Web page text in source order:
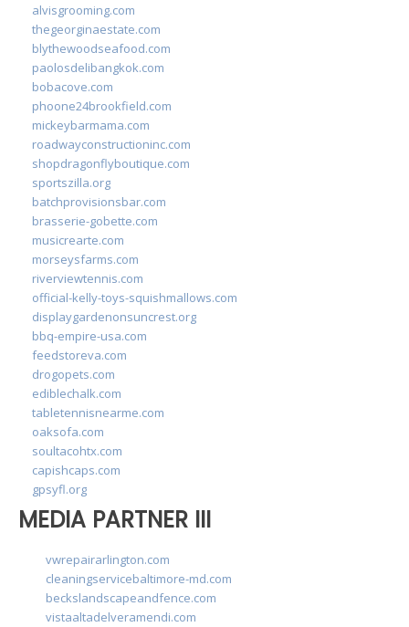
alvisgrooming.com
thegeorginaestate.com
blythewoodseafood.com
paolosdelibangkok.com
bobacove.com
phoone24brookfield.com
mickeybarmama.com
roadwayconstructioninc.com
shopdragonflyboutique.com
sportszilla.org
batchprovisionsbar.com
brasserie-gobette.com
musicrearte.com
morseysfarms.com
riverviewtennis.com
official-kelly-toys-squishmallows.com
displaygardenonsuncrest.org
bbq-empire-usa.com
feedstoreva.com
drogopets.com
ediblechalk.com
tabletennisnearme.com
oaksofa.com
soultacohtx.com
capishcaps.com
gpsyfl.org
MEDIA PARTNER III
vwrepairarlington.com
cleaningservicebaltimore-md.com
beckslandscapeandfence.com
vistaaltadelveramendi.com